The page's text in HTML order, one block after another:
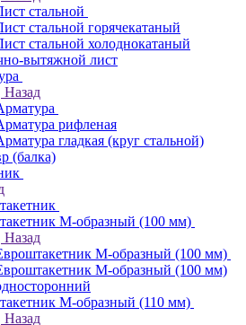
стальной
стальной горячекатаный
стальной холоднокатаный
вытяжной лист
Назад
рифленая
гладкая (круг стальной)
(балка)
М-образный (100 мм)
Назад
М-образный (100 мм)
М-образный (100 мм)
М-образный (110 мм)
Назад